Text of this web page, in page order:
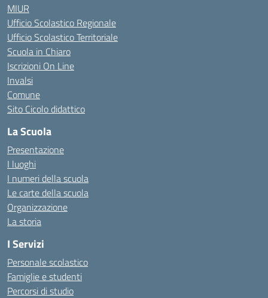
MIUR
Ufficio Scolastico Regionale
Ufficio Scolastico Territoriale
Scuola in Chiaro
Iscrizioni On Line
Invalsi
Comune
Sito Cicolo didattico
La Scuola
Presentazione
I luoghi
I numeri della scuola
Le carte della scuola
Organizzazione
La storia
I Servizi
Personale scolastico
Famiglie e studenti
Percorsi di studio